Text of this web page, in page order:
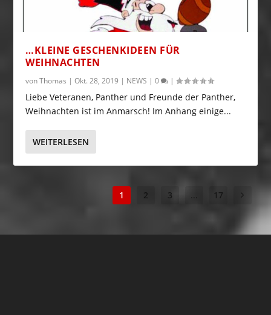
…KLEINE GESCHENKIDEEN FÜR
WEIHNACHTEN
vonThomas |Okt. 28, 2019 | NEWS |0 |
Liebe Veteranen, Panther und Freunde der Panther,
Weihnachten ist im Anmarsch! Im Anhang einige...
WEITERLESEN
1 2 3 ... 17